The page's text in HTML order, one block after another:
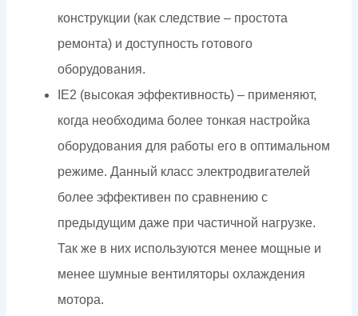
конструкции (как следствие – простота
ремонта) и доступность готового
оборудования.
IE2 (высокая эффективность) – применяют,
когда необходима более тонкая настройка
оборудования для работы его в оптимальном
режиме. Данный класс электродвигателей
более эффективен по сравнению с
предыдущим даже при частичной нагрузке.
Так же в них используются менее мощные и
менее шумные вентиляторы охлаждения
мотора.